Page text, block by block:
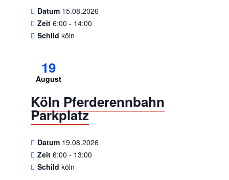
Datum 15.08.2026
Zeit 6:00 - 14:00
Schild köln
19
August
Köln Pferderennbahn
Parkplatz
Datum 19.08.2026
Zeit 6:00 - 13:00
Schild köln